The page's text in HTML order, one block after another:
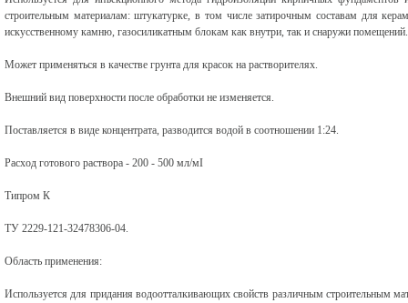
строительным материалам: штукатурке, в том числе затирочным составам для
искусственному камню, газосиликатным блокам как внутри, так и снаружи помещений.
Может применяться в качестве грунта для красок на растворителях.
Внешний вид поверхности после обработки не изменяется.
Поставляется в виде концентрата, разводится водой в соотношении 1:24.
Расход готового раствора - 200 - 500 мл/мІ
Типром К
ТУ 2229-121-32478306-04.
Область применения:
Используется для придания водоотталкивающих свойств различным строительным